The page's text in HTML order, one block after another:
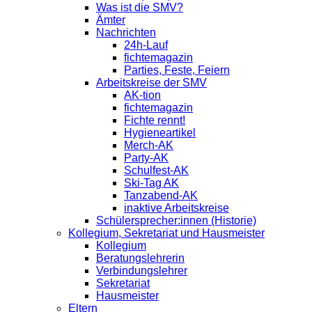
Was ist die SMV?
Ämter
Nachrichten
24h-Lauf
fichtemagazin
Parties, Feste, Feiern
Arbeitskreise der SMV
AK-tion
fichtemagazin
Fichte rennt!
Hygieneartikel
Merch-AK
Party-AK
Schulfest-AK
Ski-Tag AK
Tanzabend-AK
inaktive Arbeitskreise
Schülersprecher:innen (Historie)
Kollegium, Sekretariat und Hausmeister
Kollegium
Beratungslehrerin
Verbindungslehrer
Sekretariat
Hausmeister
Eltern